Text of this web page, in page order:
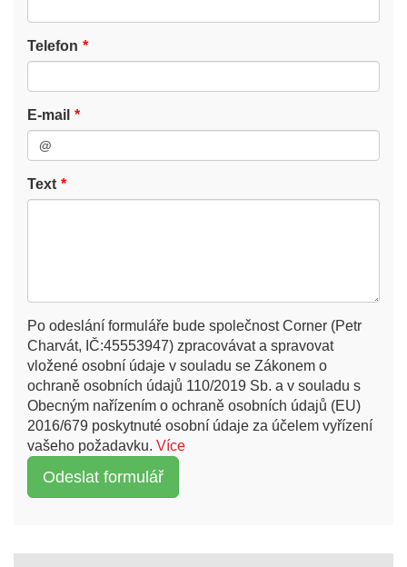
Telefon
E-mail
Text
Po odeslání formuláře bude společnost Corner (Petr
Charvát, IČ:45553947) zpracovávat a spravovat
vložené osobní údaje v souladu se Zákonem o
ochraně osobních údajů 110/2019 Sb. a v souladu s
Obecným nařízením o ochraně osobních údajů (EU)
2016/679 poskytnuté osobní údaje za účelem vyřízení
vašeho požadavku. Více